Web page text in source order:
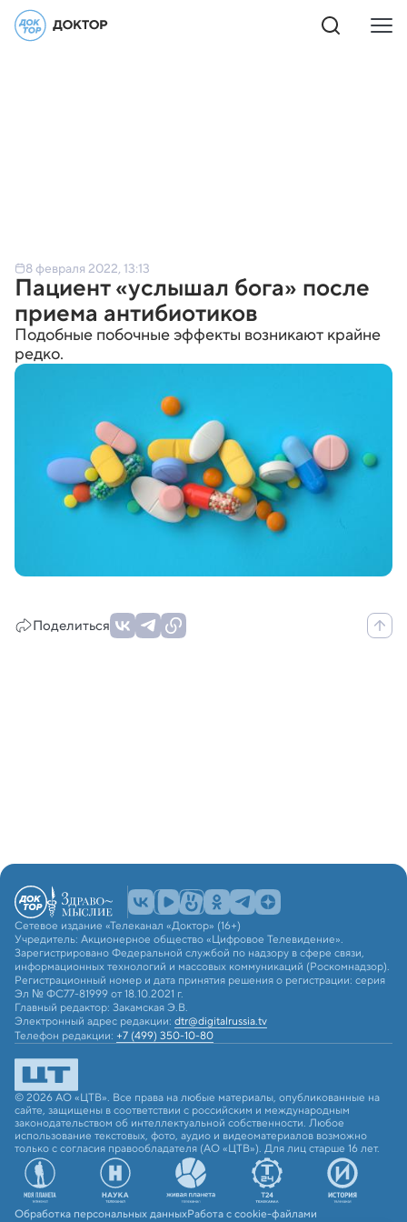
8 февраля 2022, 13:13
Пациент «услышал бога» после
приема антибиотиков
Подобные побочные эффекты возникают крайне
редко.
Поделиться
Сетевое издание «Телеканал «Доктор» (16+)
Учредитель: Акционерное общество «Цифровое Телевидение».
Зарегистрировано Федеральной службой по надзору в сфере связи,
информационных технологий и массовых коммуникаций (Роскомнадзор).
Регистрационный номер и дата принятия решения о регистрации: серия
Эл № ФС77-81999 от 18.10.2021 г.
Главный редактор: Закамская Э.В.
Электронный адрес редакции: dtr@digitalrussia.tv
Телефон редакции: +7 (499) 350-10-80
© 2026 АО «ЦТВ». Все права на любые материалы, опубликованные на
сайте, защищены в соответствии с российским и международным
законодательством об интеллектуальной собственности. Любое
использование текстовых, фото, аудио и видеоматериалов возможно
только с согласия правообладателя (АО «ЦТВ»). Для лиц старше 16 лет.
Обработка персональных данныхРабота с cookie-файлами